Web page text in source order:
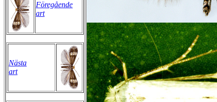
Föregående
art
Nästa
art